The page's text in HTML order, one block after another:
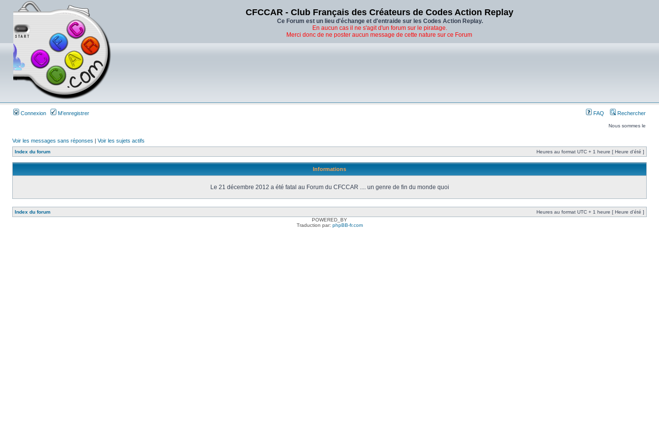
CFCCAR - Club Français des Créateurs de Codes Action Replay
Ce Forum est un lieu d'échange et d'entraide sur les Codes Action Replay.
En aucun cas il ne s'agit d'un forum sur le piratage.
Merci donc de ne poster aucun message de cette nature sur ce Forum
Connexion M’enregistrer FAQ Rechercher
Nous sommes le
Voir les messages sans réponses | Voir les sujets actifs
Index du forum Heures au format UTC + 1 heure [ Heure d’été ]
Informations
Le 21 décembre 2012 a été fatal au Forum du CFCCAR .... un genre de fin du monde quoi
Index du forum
Heures au format UTC + 1 heure [ Heure d’été ]
POWERED_BY
Traduction par: phpBB-fr.com